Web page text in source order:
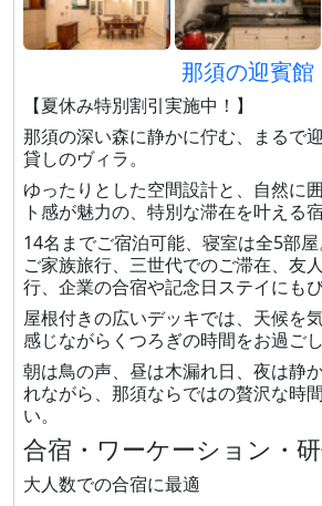
那須の迎賓館
【夏休み特別割引実施中！】
那須の深い森に静かに佇む、まるで
貸しのヴィラ。
ゆったりとした空間設計と、自然に
ト感が魅力の、特別な滞在を叶える宿
14名までご宿泊可能、寝室は全5部屋
ご家族旅行、三世代でのご滞在、友
行、企業の合宿や記念日ステイにもぴ
屋根付きの広いデッキでは、天候を
感じながらくつろぎの時間をお過ご
朝は鳥の声、昼は木漏れ日、夜は静
れながら、那須ならではの贅沢な時
い。
合宿・ワーケーション・
大人数での合宿に最適